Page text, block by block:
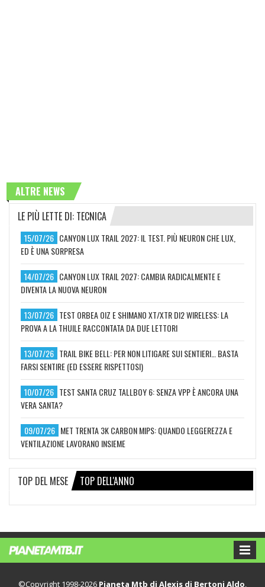
ALTRE NEWS
LE PIÙ LETTE DI: TECNICA
15/07/26 CANYON LUX TRAIL 2027: IL TEST. PIÙ NEURON CHE LUX,
ED È UNA SORPRESA
14/07/26 CANYON LUX TRAIL 2027: CAMBIA RADICALMENTE E
DIVENTA LA NUOVA NEURON
13/07/26 TEST ORBEA OIZ E SHIMANO XT/XTR DI2 WIRELESS: LA
PROVA A LA THUILE RACCONTATA DA DUE LETTORI
13/07/26 TRAIL BIKE BELL: PER NON LITIGARE SUI SENTIERI… BASTA
FARSI SENTIRE (ED ESSERE RISPETTOSI)
10/07/26 TEST SANTA CRUZ TALLBOY 6: SENZA VPP È ANCORA UNA
VERA SANTA?
09/07/26 MET TRENTA 3K CARBON MIPS: QUANDO LEGGEREZZA E
VENTILAZIONE LAVORANO INSIEME
TOP DEL MESE TOP DELL'ANNO
©Copyright 1998-2026 Pianeta Mtb di Alexis di Bertoni Aldo